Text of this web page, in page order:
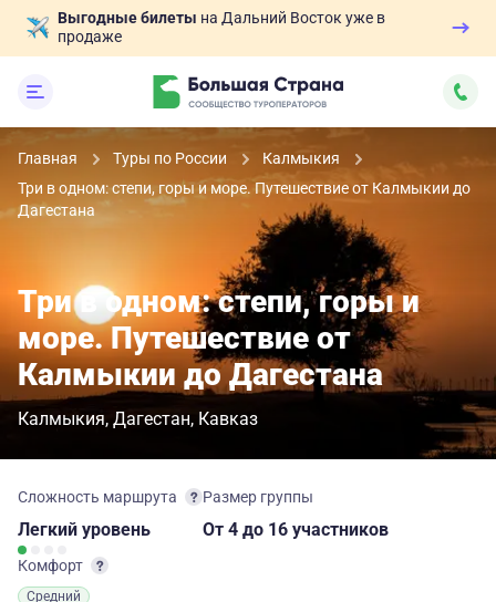
Выгодные билеты на Дальний Восток уже в
продаже
Главная Туры по России
Калмыкия
Три в одном: степи, горы и море. Путешествие от Калмыкии до
Дагестана
Три в одном: степи, горы и
море. Путешествие от
Калмыкии до Дагестана
Калмыкия Дагестан Кавказ
Сложность маршрута
Легкий уровень
Комфорт
Средний
Размер группы
От 4 до 16 участников